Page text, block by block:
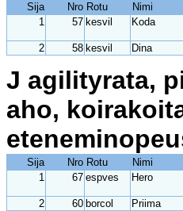
Sija Nro Rotu Nimi
1
57 kesvil Koda
2 58 kesvil Dina
J agilityrata,
aho,
Sija Nro Rotu Nimi
1
67 espves Hero
2 60 borcol Priima